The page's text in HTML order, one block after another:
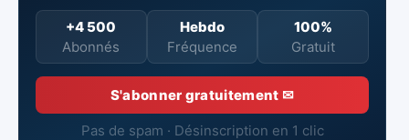
+4 500
Abonnés
Hebdo
Fréquence
100%
Gratuit
S'abonner gratuitement ✉
Pas de spam · Désinscription en 1 clic